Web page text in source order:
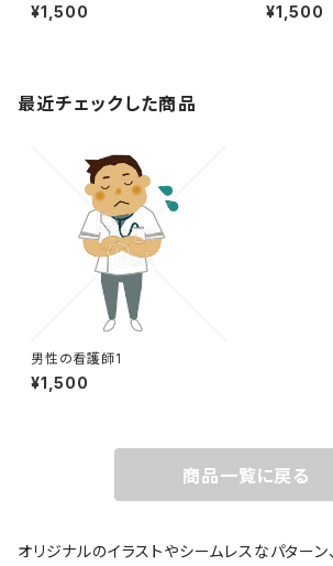
¥1,500 ¥1,500
最近チェックした商品
男性の看護師1
¥1,500
商品一覧に戻る
オリジナルのイラストやシームレスなパターン